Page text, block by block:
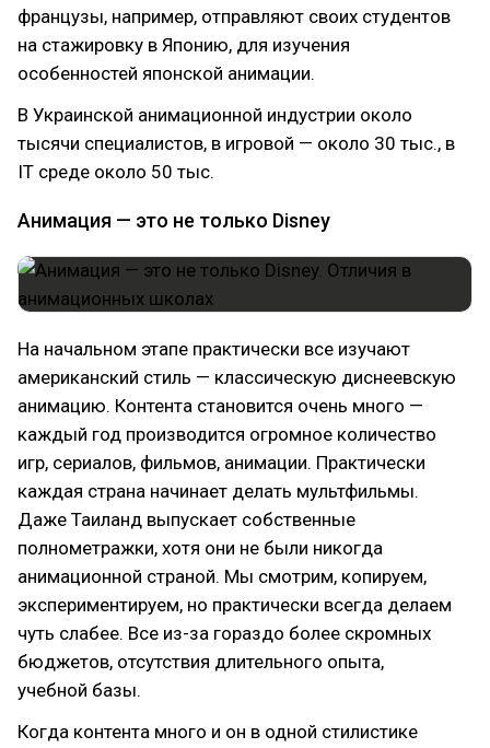
французы, например, отправляют своих студентов
на стажировку в Японию, для изучения
особенностей японской анимации.
В Украинской анимационной индустрии около
тысячи специалистов, в игровой — около 30 тыс., в
IT среде около 50 тыс.
Анимация — это не только Disney
На начальном этапе практически все изучают
американский стиль — классическую диснеевскую
анимацию. Контента становится очень много —
каждый год производится огромное количество
игр, сериалов, фильмов, анимации. Практически
каждая страна начинает делать мультфильмы.
Даже Таиланд выпускает собственные
полнометражки, хотя они не были никогда
анимационной страной. Мы смотрим, копируем,
экспериментируем, но практически всегда делаем
чуть слабее. Все из-за гораздо более скромных
бюджетов, отсутствия длительного опыта,
учебной базы.
Когда контента много и он в одной стилистике